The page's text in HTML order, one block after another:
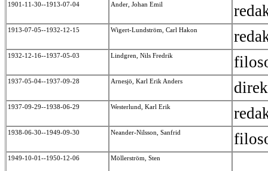
1901-11-30--1913-07-04 Ander, Johan Emil
1913-07-05--1932-12-15 Wigert-Lundström, Carl Hakon
1932-12-16--1937-05-03 Lindgren, Nils Fredrik
1937-05-04--1937-09-28 Arnesjö, Karl Erik Anders
1937-09-29--1938-06-29 Westerlund, Karl Erik
1938-06-30--1949-09-30 Neander-Nilsson, Sanfrid
1949-10-01--1950-12-06 Möllerström, Sten